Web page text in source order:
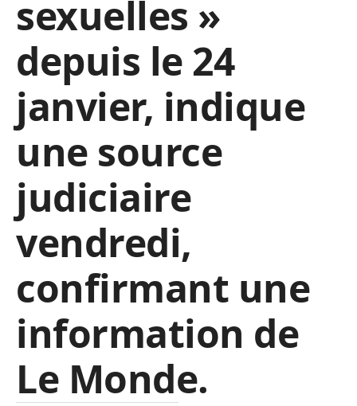
sexuelles »
depuis le 24
janvier, indique
une source
judiciaire
vendredi,
confirmant une
information de
Le Monde.